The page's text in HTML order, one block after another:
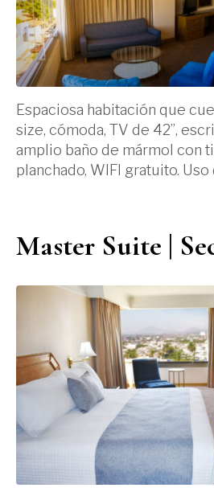
Espaciosa habitación que
size, cómoda, TV de 42”,
amplio baño de mármol con
planchado, WIFI gratuito. Uso
Master Suite |